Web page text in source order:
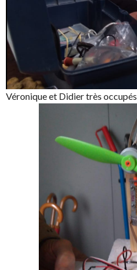
Véronique et Didier très occupés